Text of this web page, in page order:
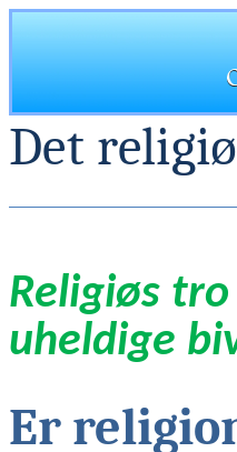
Det
Religiøs
uheldige
Er